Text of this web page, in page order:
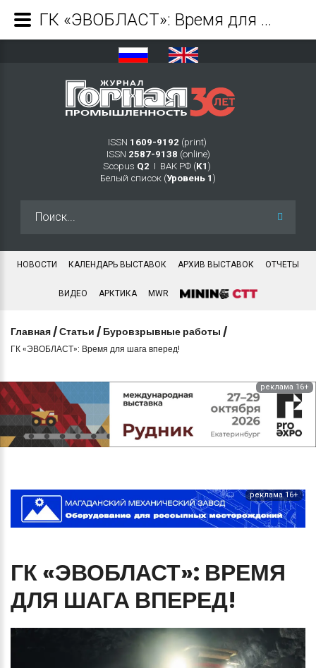
ISSN 1609-9192 (print)
ISSN 2587-9138 (online)
Scopus Q2 Ι ВАК РФ (K1 )
Белый список (Уровень 1 )
НОВОСТИ КАЛЕНДАРЬ ВЫСТАВОК АРХИВ ВЫСТАВОК ОТЧЕТЫ
ВИДЕО АРКТИКА MWR
Главная /Статьи / Буровзрывные работы /
ГК «ЭВОБЛАСТ»: Время для шага вперед!
реклама 16+
реклама 16+
ГК«ЭВОБЛАСТ»: ВРЕМЯ
ДЛЯ ШАГА ВПЕРЕД!
ГК «ЭВОБЛАСТ»: Время для шага вперед! - Журнал Горная промышленность